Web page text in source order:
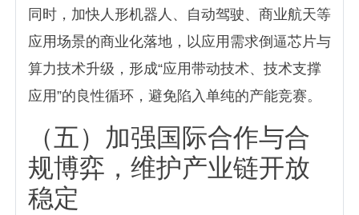
同时，加快人形机器人、自动驾驶、商业航天等
应用场景的商业化落地，以应用需求倒逼芯片与
算力技术升级，形成“应用带动技术、技术支撑
应用”的良性循环，避免陷入单纯的产能竞赛。
（五）加强国际合作与合
规博弈，维护产业链开放
稳定